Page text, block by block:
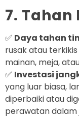
7. Tahan
✅ Daya tahan
rusak atau
mainan, meja,
✅ Investasi
yang luar biasa,
diperbaiki atau
perawatan dalam